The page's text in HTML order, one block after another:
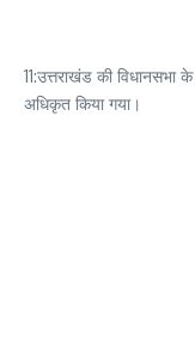
11:उत्तराखंड की विधानसभा
अधिकृत किया गया।